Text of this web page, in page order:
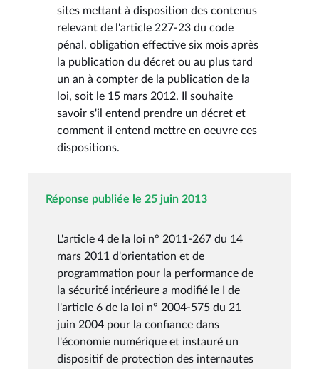
sites mettant à disposition des contenus
relevant de l'article 227-23 du code
pénal, obligation effective six mois après
la publication du décret ou au plus tard
un an à compter de la publication de la
loi, soit le 15 mars 2012. Il souhaite
savoir s'il entend prendre un décret et
comment il entend mettre en oeuvre ces
dispositions.
Réponse publiée le 25 juin 2013
L'article 4 de la loi n° 2011-267 du 14
mars 2011 d'orientation et de
programmation pour la performance de
la sécurité intérieure a modifié le I de
l'article 6 de la loi n° 2004-575 du 21
juin 2004 pour la confiance dans
l'économie numérique et instauré un
dispositif de protection des internautes